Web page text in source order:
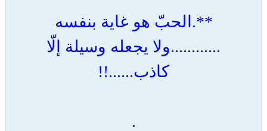
**.الحبّ هو غاية بنفسه
............ولا يجعله وسيلة إلّا
كاذب......!!
.